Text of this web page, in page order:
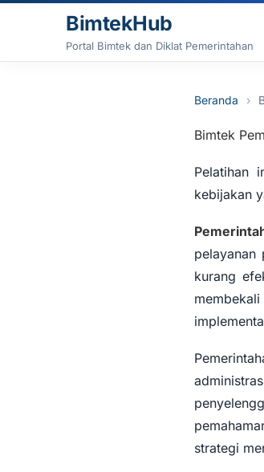
BimtekHub
Portal Bimtek dan Diklat Pemerintahan
Beranda
Bimtek
Pelatihan
kebijakan
kurang
membekali
strategi